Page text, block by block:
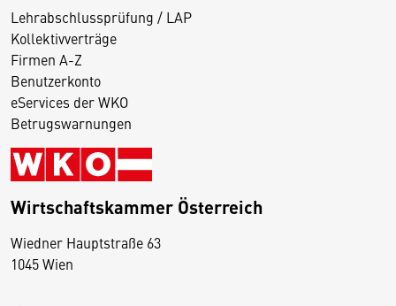
Lehrabschlussprüfung / LAP
Kollektivverträge
Firmen A-Z
Benutzerkonto
eServices der WKO
Betrugswarnungen
Wirtschaftskammer Österreich
Wiedner Hauptstraße 63
1045 Wien
D